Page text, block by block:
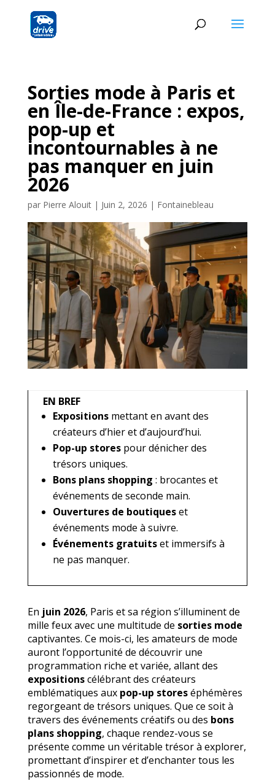
Sorties mode à Paris et
en Île-de-France : expos,
pop-up et
incontournables à ne
pas manquer en juin
2026
par Pierre Alouit| Juin 2, 2026 | Fontainebleau
EN BREF
Expositionsmettant en avant des
créateurs d’hier et d’aujourd’hui.
Pop-up storespour dénicher des
trésors uniques.
Bons plans shopping : brocantes et
événements de seconde main.
Ouvertures de boutiqueset
événements mode à suivre.
Événements gratuitset immersifs à
ne pas manquer.
En juin 2026, Paris et sa région s’illuminent de
mille feux avec une multitude de sorties mode
captivantes. Ce mois-ci, les amateurs de mode
auront l’opportunité de découvrir une
programmation riche et variée, allant des
expositionscélébrant des créateurs
emblématiques aux pop-up storeséphémères
regorgeant de trésors uniques. Que ce soit à
travers des événements créatifs ou des bons
plans shopping, chaque rendez-vous se
présente comme un véritable trésor à explorer,
promettant d’inspirer et d’enchanter tous les
passionnés de mode.